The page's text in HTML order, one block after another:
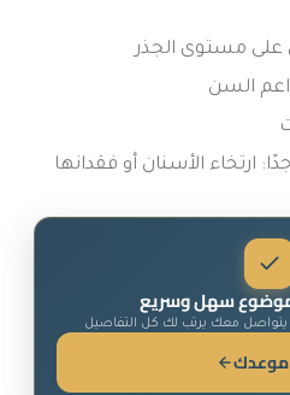
على مستوى الجذر
السن
ارتخاء الأسنان أو فقدانها
سهل وسريع
معك يرتب لك كل التفاصيل
موعدك